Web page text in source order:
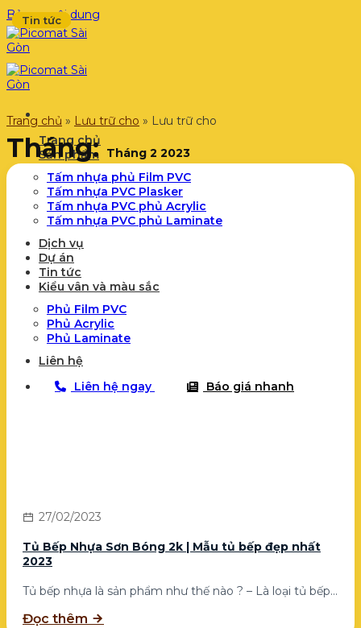
Bỏ qua nội dung
Trang chủ
Sản phẩm
Tấm nhựa phủ Film PVC
Tấm nhựa PVC Plasker
Tấm nhựa PVC phủ Acrylic
Tấm nhựa PVC phủ Laminate
Dịch vụ
Dự án
Tin tức
Kiểu vân và màu sắc
Phủ Film PVC
Phủ Acrylic
Phủ Laminate
Liên hệ
Liên hệ ngay
Báo giá nhanh
Trang chủ » Lưu trữ cho » Lưu trữ cho
Tháng: Tháng 2 2023
Tin tức
27/02/2023
Tủ Bếp Nhựa Sơn Bóng 2k | Mẫu tủ bếp đẹp nhất
2023
Tủ bếp nhựa là sản phẩm như thế nào ? – Là loại tủ bếp...
Đọc thêm
Tin tức
Tin tức
Tin tức
Tin tức
Tin tức
Tin tức
Tin tức
Tin tức
Tin tức